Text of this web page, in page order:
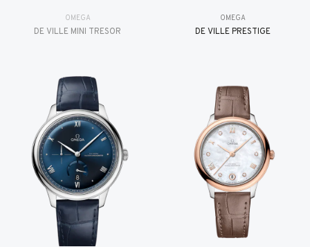
OMEGA
DE VILLE MINI TRÉSOR
OMEGA
DE VILLE PRESTIGE